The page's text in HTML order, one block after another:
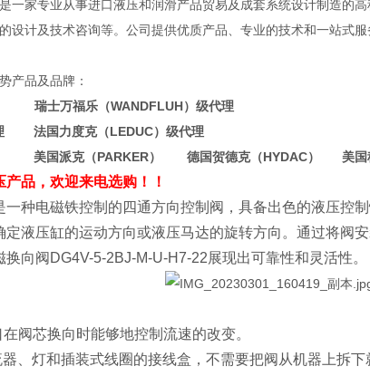
是一家专业从事进口液压和润滑产品贸易及成套系统设计制造的
设计及技术咨询等。公司提供优质产品、专业的技术和一站式
产品及品牌：
瑞士万福乐（WANDFLUH）级代理
法国力度克（LEDUC）级代理
美国派克（PARKER） 德国贺德克（HYDAC） 美国穆
品，欢迎来电选购！！
一种电磁铁控制的四通方向控制阀，具备出色的液压控
定液压缸的运动方向或液压马达的旋转方向。通过将阀
向阀DG4V-5-2BJ-M-U-H7-22展现出可靠性和灵活性。
阀芯换向时能够地控制流速的改变。
、灯和插装式线圈的接线盒，不需要把阀从机器上拆下